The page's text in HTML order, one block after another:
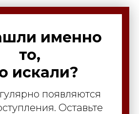
именно
то,
искали?
появляются
Оставьте